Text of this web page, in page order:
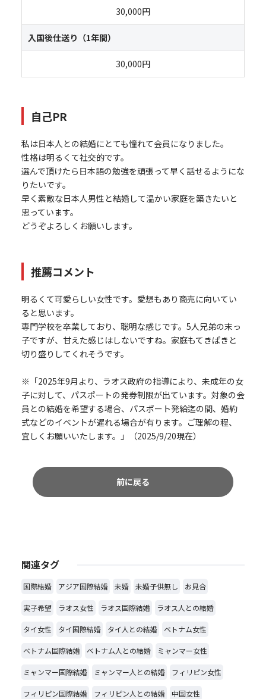
30,000円
入国後仕送り（1年間）
30,000円
自己PR
私は日本人との結婚にとても憧れて会員になりました。
性格は明るくて社交的です。
選んで頂けたら日本語の勉強を頑張って早く話せるようにな
りたいです。
早く素敵な日本人男性と結婚して温かい家庭を築きたいと
思っています。
どうぞよろしくお願いします。
推薦コメント
明るくて可愛らしい女性です。愛想もあり商売に向いてい
ると思います。
専門学校を卒業しており、聡明な感じです。5人兄弟の末っ
子ですが、甘えた感じはしないですね。家庭もてきぱきと
切り盛りしてくれそうです。
※「2025年9月より、ラオス政府の指導により、未成年の女
子に対して、パスポートの発券制限が出ています。対象の会
員との結婚を希望する場合、パスポート発給迄の間、婚約
式などのイベントが遅れる場合が有ります。ご理解の程、
宜しくお願いいたします。」（2025/9/20現在）
前に戻る
関連タグ
国際結婚 アジア国際結婚 未婚 未婚子供無し お見合
実子希望 ラオス女性 ラオス国際結婚 ラオス人との結婚
タイ女性 タイ国際結婚 タイ人との結婚 ベトナム女性
ベトナム国際結婚 ベトナム人との結婚 ミャンマー女性
ミャンマー国際結婚 ミャンマー人との結婚 フィリピン女性
フィリピン国際結婚 フィリピン人との結婚 中国女性